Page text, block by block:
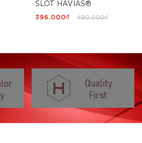
SLOT HAVIAS®
396.000₫ 490.000₫